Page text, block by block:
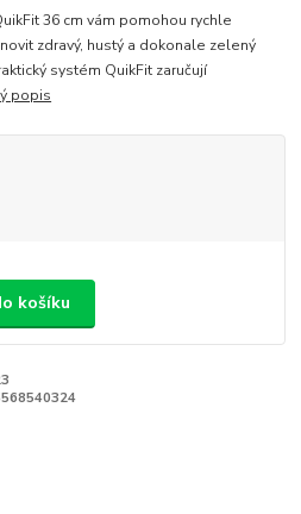
36 cm vám pomohou rychle
zdravý, hustý a dokonale zelený
systém QuikFit zaručují
popis
košíku